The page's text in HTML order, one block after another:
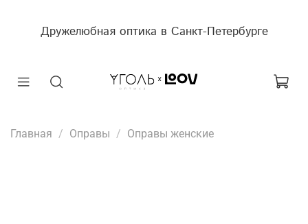
Дружелюбная оптика в Санкт-Петербурге
Главная Оправы Оправы женские